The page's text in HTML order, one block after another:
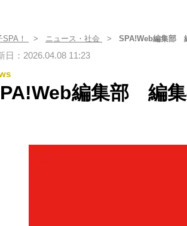
SPA！ ニュース・社会 SPA!Web編集部
日：2026.04.08 11:23
編集部 編集